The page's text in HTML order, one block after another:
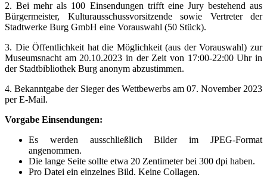
2. Bei mehr als 100 Einsendungen trifft eine Jury bestehend aus
Bürgermeister, Kulturausschussvorsitzende sowie Vertreter der
Stadtwerke Burg GmbH eine Vorauswahl (50 Stück).
3. Die Öffentlichkeit hat die Möglichkeit (aus der Vorauswahl) zur
Museumsnacht am 20.10.2023 in der Zeit von 17:00-22:00 Uhr in
der Stadtbibliothek Burg anonym abzustimmen.
4. Bekanntgabe der Sieger des Wettbewerbs am 07. November 2023
per E-Mail.
Vorgabe Einsendungen:
Es werden ausschließlich Bilder im JPEG-Format
angenommen.
Die lange Seite sollte etwa 20 Zentimeter bei 300 dpi haben.
Pro Datei ein einzelnes Bild. Keine Collagen.